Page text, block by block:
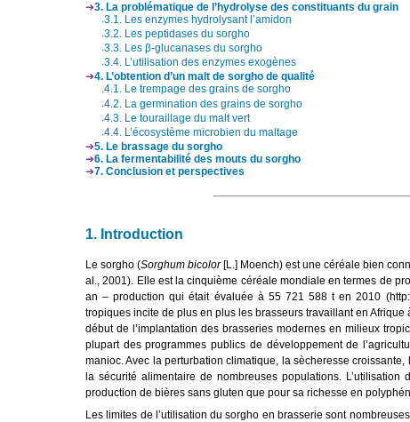
3. La problématique de l’hydrolyse des constituants du grain
3.1. Les enzymes hydrolysant l’amidon
3.2. Les peptidases du sorgho
3.3. Les β-glucanases du sorgho
3.4. L’utilisation des enzymes exogènes
4. L’obtention d’un malt de sorgho de qualité
4.1. Le trempage des grains de sorgho
4.2. La germination des grains de sorgho
4.3. Le touraillage du malt vert
4.4. L’écosystème microbien du maltage
5. Le brassage du sorgho
6. La fermentabilité des mouts du sorgho
7. Conclusion et perspectives
1. Introduction
Le sorgho (Sorghum bicolor[L.] Moench) est une céréale bien
al., 2001). Elle est la cinquième céréale mondiale en termes de
an – production qui était évaluée à 55 721 588 t en 2010
tropiques incite de plus en plus les brasseurs travaillant en Afrique
début de l’implantation des brasseries modernes en milieux
plupart des programmes publics de développement de
manioc. Avec la perturbation climatique, la sècheresse
la sécurité alimentaire de nombreuses populations.
production de bières sans gluten que pour sa richesse en
Les limites de l’utilisation du sorgho en brasserie sont